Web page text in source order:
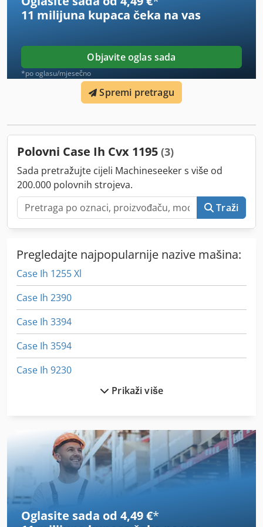
11 milijuna kupaca čeka na vas
Objavite oglas sada
*po oglasu/mjesečno
Spremi pretragu
Polovni Case Ih Cvx 1195 (3)
Sada pretražujte cijeli Machineseeker s više od
200.000 polovnih strojeva.
Traži
Pregledajte najpopularnije nazive mašina:
Case Ih 1255 Xl
Case Ih 2390
Case Ih 3394
Case Ih 3594
Case Ih 9230
Case Ih Cs 86
Case Ih Cs 94
Case Ih Cvx 1155
Case Ih Cvx 1170
Prikaži više
Oglasite sada od 4,49 €*